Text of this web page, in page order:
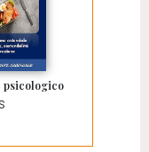
psicologico